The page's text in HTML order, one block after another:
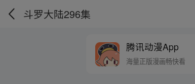
斗罗大陆296集
腾讯动漫App
海量正版漫画畅快看